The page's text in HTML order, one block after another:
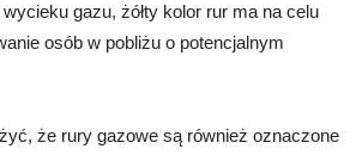
gazu, żółty kolor rur ma na celu
osób w pobliżu o potencjalnym
że rury gazowe są również oznaczone